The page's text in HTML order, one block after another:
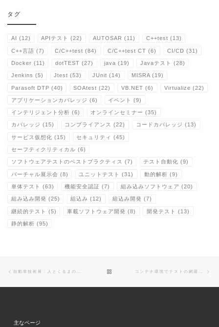
タグ
AI (12) APIテスト (22) AUTOSAR (11) C++test (13)
C++言語 (7) C/C++test (84) C/C++test CT (6) CI/CD (31)
Docker (11) dotTEST (27) java (19) Javaテスト (28)
Jenkins (5) Jtest (53) JUnit (14) MISRA(19)
Parasoft DTP (40) SOAtest (22) VB.NET (6) Virtualize (22)
アプリケーションカバレッジ (6) イベント (9)
インテリジェント分析 (6) オンラインセミナー (35)
カバレッジ (15) コンプライアンス (22) コードカバレッジ (13)
サービス仮想化 (15) セキュリティ (45)
セーフティクリティカル (6)
ソフトウェアテストのベストプラクティス (7) テスト自動化 (9)
バーチャル展示会 (8) ユニットテスト (31) 動的解析 (9)
単体テスト (63) 機能安全認証 (7) 組み込みソフトウェア (20)
組み込み開発 (25) 組込み (12) 組込み開発 (7)
継続的テスト (5) 車載ソフトウェア開発 (8) 開発テスト (13)
静的解析 (95)
Post navigation
Previous post 自動車技術展：人とくるまのテクノロジー展2025 ONLINE に出展します。 BACK TO POST LIST コンテナ環境でテストの網羅性を確認する
主なページ